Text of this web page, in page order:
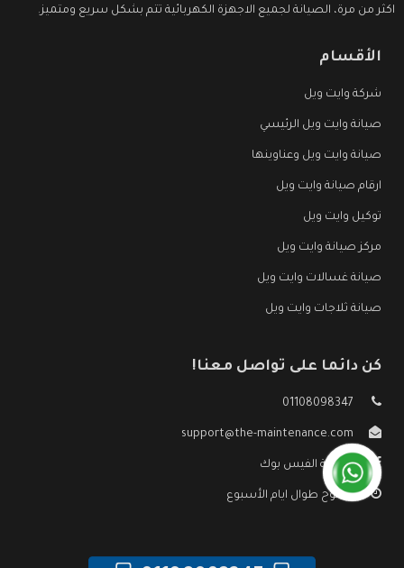
اكثر من مرة، الصيانة لجميع الاجهزة الكهربائية تتم بشكل سريع ومتميز.
الأقسام
شركة وايت ويل
صيانة وايت ويل الرئيسي
صيانة وايت ويل وعناوينها
ارقام صيانة وايت ويل
توكيل وايت ويل
مركز صيانة وايت ويل
صيانة غسالات وايت ويل
صيانة ثلاجات وايت ويل
كن دائما على تواصل معنا!
01108098347
support@the-maintenance.com
صفحة الفيس بوك
مفتوح طوال ايام الأسبوع